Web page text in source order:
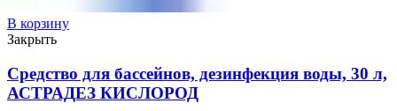
В корзину
Закрыть
Средство для бассейнов, дезинфекция воды, 30 л,
АСТРАДЕЗ КИСЛОРОД